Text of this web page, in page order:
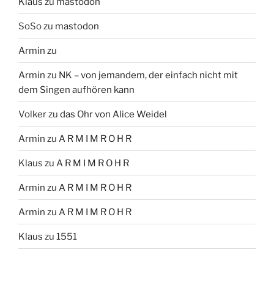
SoSozu mastodon
Armin zu
Armin zu NK – von jemandem, der einfach nicht mit
dem Singen aufhören kann
Volkerzu das Ohr von Alice Weidel
Armin zu A R M I M R O H R
Klaus zu A R M I M R O H R
Armin zu A R M I M R O H R
Armin zu A R M I M R O H R
Klaus zu 1551